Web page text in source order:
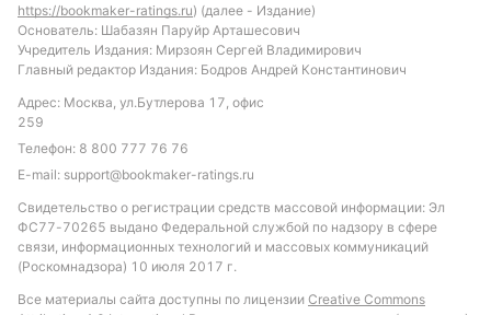
https://bookmaker-ratings.ru) (далее - Издание)
Основатель: Шабазян Паруйр Арташесович
Учредитель Издания: Мирзоян Сергей Владимирович
Главный редактор Издания: Бодров Андрей Константинович
Адрес: Москва, ул.Бутлерова 17, офис
259
Телефон: 8 800 777 76 76
E-mail: support@bookmaker-ratings.ru
Свидетельство о регистрации средств массовой информации: Эл
ФС77-70265 выдано Федеральной службой по надзору в сфере
связи, информационных технологий и массовых коммуникаций
(Роскомнадзора) 10 июля 2017 г.
Все материалы сайта доступны по лицензии Creative Commons